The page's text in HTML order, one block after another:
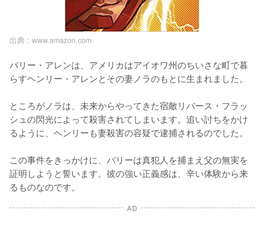
出典 : www.amazon.com
バリー・アレンは、アメリカはアイオワ州のちいさな町で暮
らすヘンリー・アレンとその妻ノラのもとに生まれました。
ところがノラは、未来からやってきた宿敵リバース・フラッ
シュの閃光によって殺害されてしまいます。追い討ちをかけ
るように、ヘンリーも妻殺害の容疑で逮捕されるのでした。
この事件をきっかけに、バリーは真犯人を捕まえ父の無実を
証明しようと誓います。彼の強い正義感は、辛い体験から来
るものなのです。
AD